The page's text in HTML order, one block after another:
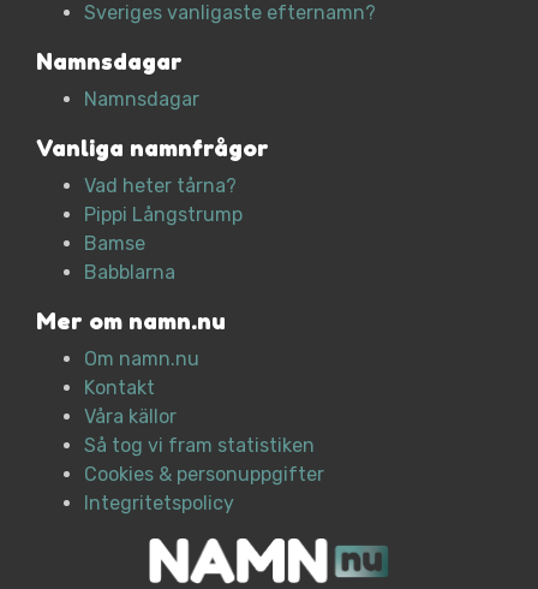
Sveriges vanligaste efternamn?
Namnsdagar
Namnsdagar
Vanliga namnfrågor
Vad heter tårna?
Pippi Långstrump
Bamse
Babblarna
Mer om namn.nu
Om namn.nu
Kontakt
Våra källor
Så tog vi fram statistiken
Cookies & personuppgifter
Integritetspolicy